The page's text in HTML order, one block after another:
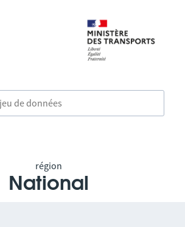
région
National